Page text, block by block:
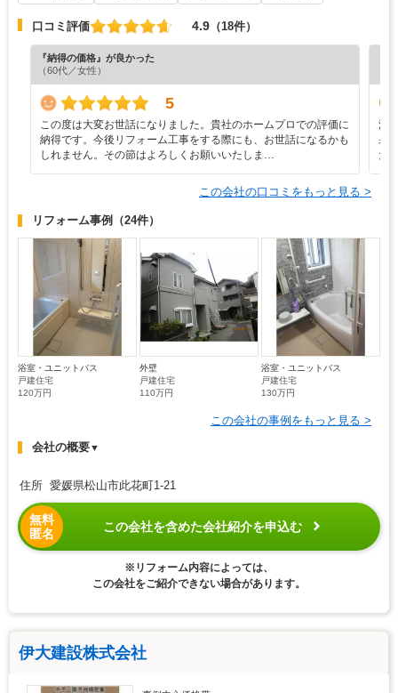
口コミ評価 4.9 （18件）
『納得の価格』が良かった
（60代／女性）
5
この度は大変お世話になりました。貴社のホームプロでの評価に
納得です。今後リフォーム工事をする際にも、お世話になるかも
しれません。その節はよろしくお願いいたしま…
浴
果
た
この会社の口コミをもっと見る >
リフォーム事例 （24件）
浴室・ユニットバス
戸建住宅
120万円
外壁
戸建住宅
110万円
浴室・ユニットバス
戸建住宅
130万円
この会社の事例をもっと見る >
会社の概要▼
住所 愛媛県松山市此花町1-21
無料
匿名
この会社を含めた会社紹介を申込む
※リフォーム内容によっては、
この会社をご紹介できない場合があります。
伊大建設株式会社